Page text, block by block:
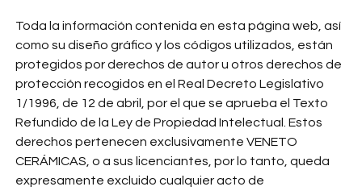
Toda la información contenida en esta página web, así
como su diseño gráfico y los códigos utilizados, están
protegidos por derechos de autor u otros derechos de
protección recogidos en el Real Decreto Legislativo
1/1996, de 12 de abril, por el que se aprueba el Texto
Refundido de la Ley de Propiedad Intelectual. Estos
derechos pertenecen exclusivamente VENETO
CERÁMICAS, o a sus licenciantes, por lo tanto, queda
expresamente excluido cualquier acto de